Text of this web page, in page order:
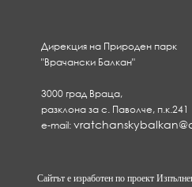
Дирекция на Природен парк
"Врачански Балкан"
3000 град Враца,
разклона за с. Паволче, п.к.241
e-mail:
Сайтът е изработен по проект